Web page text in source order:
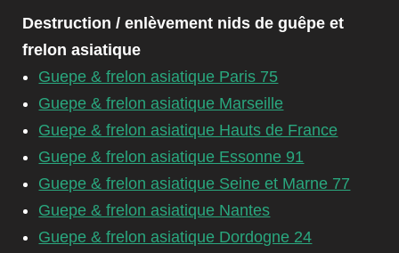
Destruction / enlèvement nids de guêpe et
frelon asiatique
Guepe & frelon asiatique Paris 75
Guepe & frelon asiatique Marseille
Guepe & frelon asiatique Hauts de France
Guepe & frelon asiatique Essonne 91
Guepe & frelon asiatique Seine et Marne 77
Guepe & frelon asiatique Nantes
Guepe & frelon asiatique Dordogne 24